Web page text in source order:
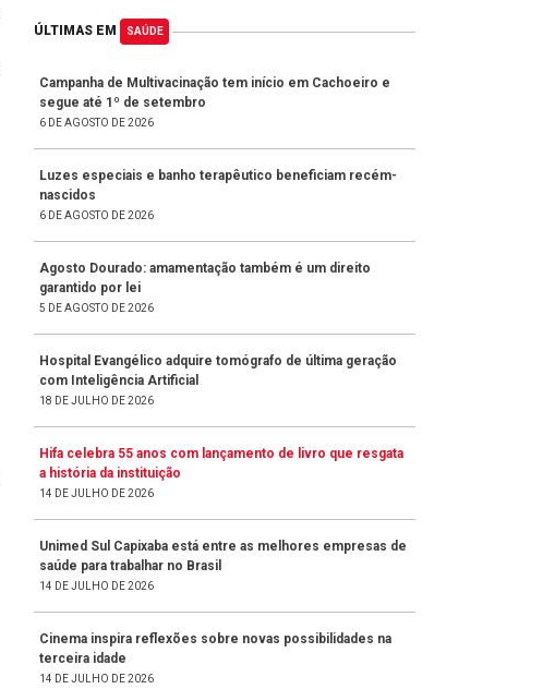
ÚLTIMAS EM SAÚDE
Campanha de Multivacinação tem início em Cachoeiro e
segue até 1º de setembro
6 DE AGOSTO DE 2026
Luzes especiais e banho terapêutico beneficiam recém-
nascidos
6 DE AGOSTO DE 2026
Agosto Dourado: amamentação também é um direito
garantido por lei
5 DE AGOSTO DE 2026
Hospital Evangélico adquire tomógrafo de última geração
com Inteligência Artificial
18 DE JULHO DE 2026
Hifa celebra 55 anos com lançamento de livro que resgata
a história da instituição
14 DE JULHO DE 2026
Unimed Sul Capixaba está entre as melhores empresas de
saúde para trabalhar no Brasil
14 DE JULHO DE 2026
Cinema inspira reflexões sobre novas possibilidades na
terceira idade
14 DE JULHO DE 2026